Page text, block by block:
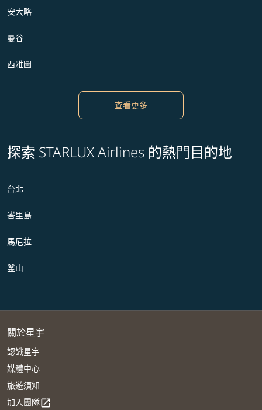
安大略
曼谷
西雅圖
查看更多
探索 STARLUX Airlines 的熱門目的地
台北
峇里島
馬尼拉
釜山
關於星宇
認識星宇
媒體中心
旅遊須知
加入團隊open_in_new